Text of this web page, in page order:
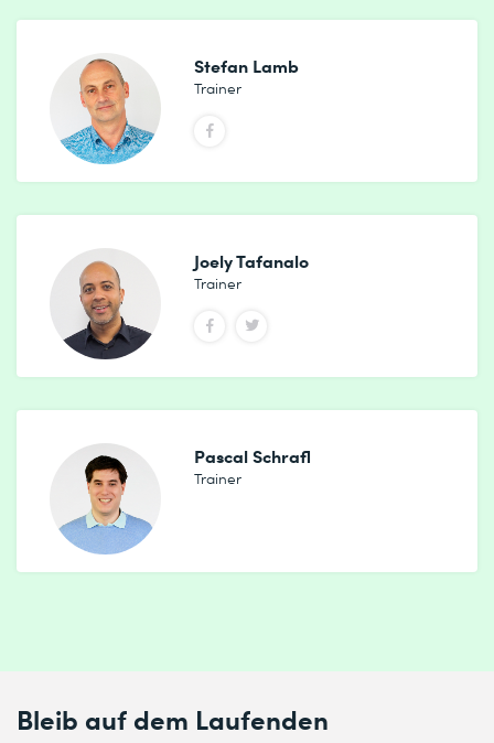
Stefan Lamb
Trainer
Joely Tafanalo
Trainer
Pascal Schrafl
Trainer
Bleib auf dem Laufenden